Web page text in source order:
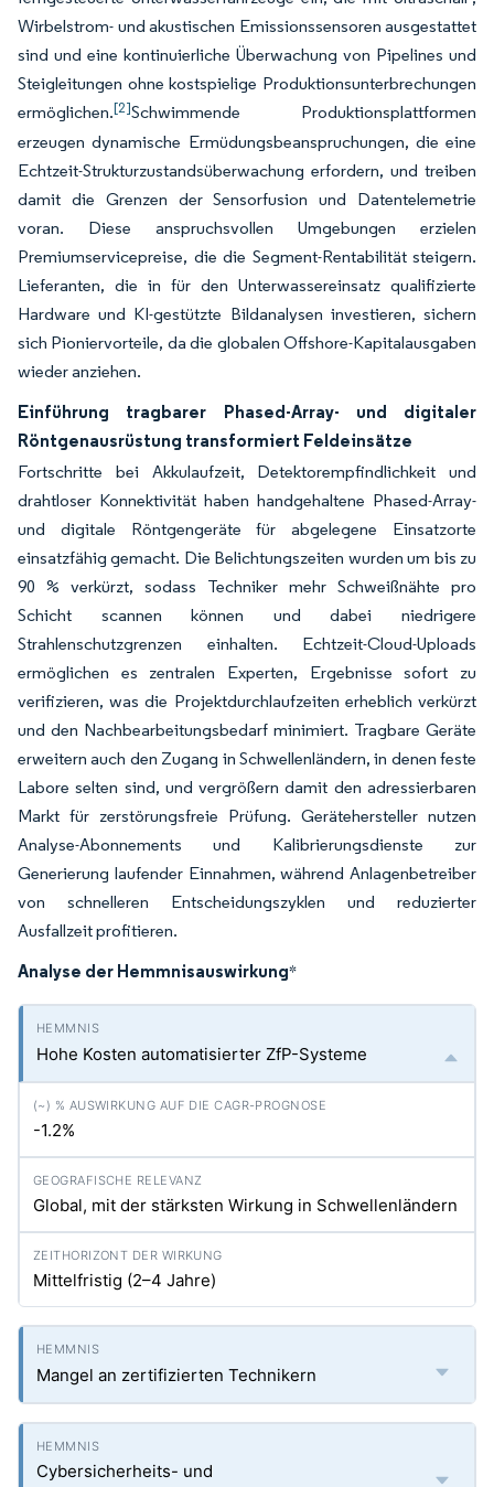
Wirbelstrom- und akustischen Emissionssensoren ausgestattet
sind und eine kontinuierliche Überwachung von Pipelines und
Steigleitungen ohne kostspielige Produktionsunterbrechungen
ermöglichen.[2]Schwimmende Produktionsplattformen
erzeugen dynamische Ermüdungsbeanspruchungen, die eine
Echtzeit-Strukturzustandsüberwachung erfordern, und treiben
damit die Grenzen der Sensorfusion und Datentelemetrie
voran. Diese anspruchsvollen Umgebungen erzielen
Premiumservicepreise, die die Segment-Rentabilität steigern.
Lieferanten, die in für den Unterwassereinsatz qualifizierte
Hardware und KI-gestützte Bildanalysen investieren, sichern
sich Pioniervorteile, da die globalen Offshore-Kapitalausgaben
wieder anziehen.
Einführung tragbarer Phased-Array- und digitaler
Röntgenausrüstung transformiert Feldeinsätze
Fortschritte bei Akkulaufzeit, Detektorempfindlichkeit und
drahtloser Konnektivität haben handgehaltene Phased-Array-
und digitale Röntgengeräte für abgelegene Einsatzorte
einsatzfähig gemacht. Die Belichtungszeiten wurden um bis zu
90 % verkürzt, sodass Techniker mehr Schweißnähte pro
Schicht scannen können und dabei niedrigere
Strahlenschutzgrenzen einhalten. Echtzeit-Cloud-Uploads
ermöglichen es zentralen Experten, Ergebnisse sofort zu
verifizieren, was die Projektdurchlaufzeiten erheblich verkürzt
und den Nachbearbeitungsbedarf minimiert. Tragbare Geräte
erweitern auch den Zugang in Schwellenländern, in denen feste
Labore selten sind, und vergrößern damit den adressierbaren
Markt für zerstörungsfreie Prüfung. Gerätehersteller nutzen
Analyse-Abonnements und Kalibrierungsdienste zur
Generierung laufender Einnahmen, während Anlagenbetreiber
von schnelleren Entscheidungszyklen und reduzierter
Ausfallzeit profitieren.
Analyse der Hemmnisauswirkung*
Hohe Kosten automatisierter ZfP-Systeme
-1.2%
Global, mit der stärksten Wirkung in Schwellenländern
Mittelfristig (2–4 Jahre)
Mangel an zertifizierten Technikern
Cybersicherheits- und